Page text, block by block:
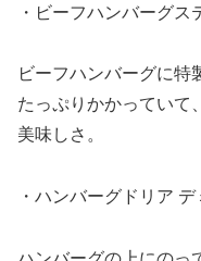
・ビーフハンバーグス
ビーフハンバーグに特
たっぷりかかっていて
美味しさ。
・ハンバーグドリア